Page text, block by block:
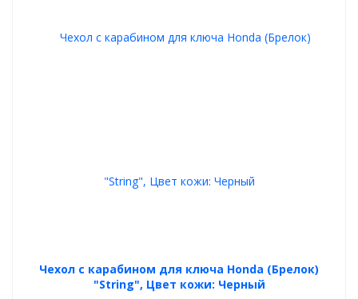
Чехол с карабином для ключа Honda (Брелок)
"String", Цвет кожи: Черный